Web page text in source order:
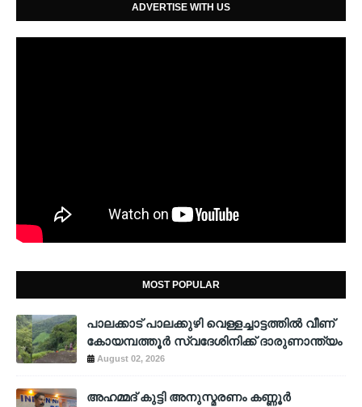
ADVERTISE WITH US
MOST POPULAR
പാലക്കാട് പാലക്കുഴി വെള്ളച്ചാട്ടത്തില്‍ വീണ്
കോയമ്പത്തൂര്‍ സ്വദേശിനിക്ക് ദാരുണാന്ത്യം
August 02, 2026
അഹമ്മദ് കുട്ടി അനുസ്മരണം കണ്ണൂർ